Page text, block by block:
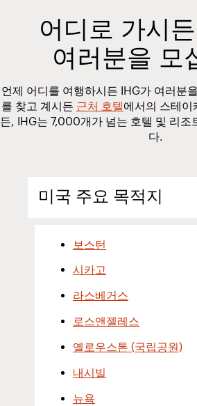
어디로 가시
여러분을 모
언제 어디를 여행하시든 IHG가 여러분
를 찾고 계시든 근처 호텔에서의 스테이
든, IHG는 7,000개가 넘는 호텔 및 리조
다.
미국 주요 목적지
보스턴
시카고
라스베거스
로스앤젤레스
옐로우스톤 (국립공원)
내시빌
뉴욕